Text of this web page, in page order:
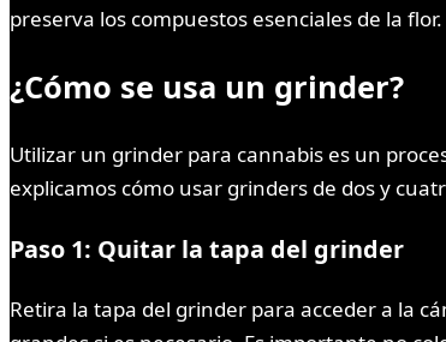
preserva los compuestos esenciales de la flor.
¿Cómo se usa un grinder?
Utilizar un grinder para cannabis es un
explicamos cómo usar grinders de dos y
Paso 1: Quitar la tapa del grinder
Retira la tapa del grinder para acceder a la